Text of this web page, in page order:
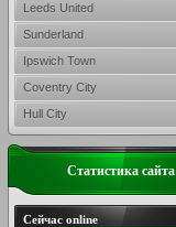
Leeds United
Sunderland
Ipswich Town
Coventry City
Hull City
Статистика сайта
Сейчас online